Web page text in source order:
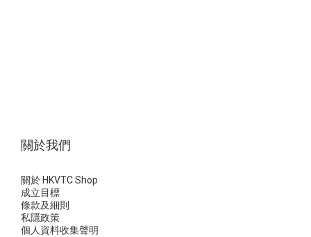
關於我們
關於 HKVTC Shop
成立目標
條款及細則
私隱政策
個人資料收集聲明